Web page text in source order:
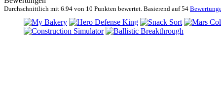
Durchschnittlich mit 6.94 von 10 Punkten bewertet. Basierend auf54